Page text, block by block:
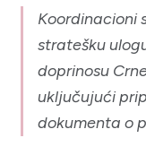
Koordinacioni
stratešku
doprinosu
uključujući
dokumenta o